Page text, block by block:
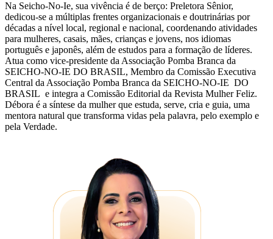
Na Seicho-No-Ie, sua vivência é de berço: Preletora Sênior,
dedicou-se a múltiplas frentes organizacionais e doutrinárias por
décadas a nível local, regional e nacional, coordenando atividades
para mulheres, casais, mães, crianças e jovens, nos idiomas
português e japonês, além de estudos para a formação de líderes.
Atua como vice-presidente da Associação Pomba Branca da
SEICHO-NO-IE DO BRASIL, Membro da Comissão Executiva
Central da Associação Pomba Branca da SEICHO-NO-IE DO
BRASIL e integra a Comissão Editorial da Revista Mulher Feliz.
Débora é a síntese da mulher que estuda, serve, cria e guia, uma
mentora natural que transforma vidas pela palavra, pelo exemplo e
pela Verdade.